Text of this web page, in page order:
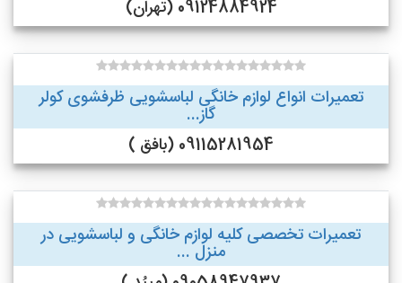
09124884924 (تهران)
تعمیرات انواع لوازم خانگی لباسشویی ظرفشوی کولر
گاز...
09115281954 (بافق )
تعمیرات تخصصی کلیه لوازم خانگی و لباسشویی در
منزل ...